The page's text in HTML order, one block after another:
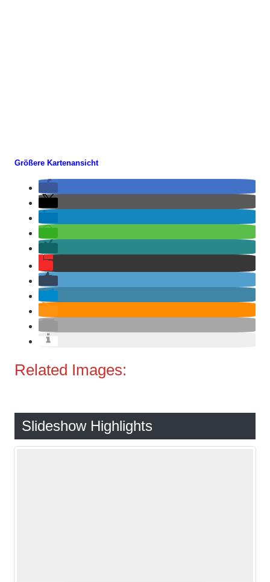
Größere Kartenansicht
Related Images:
Slideshow Highlights